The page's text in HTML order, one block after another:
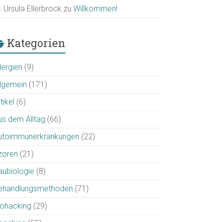
Ursula Ellerbrock zuWillkommen!
Kategorien
(9)
(171)
(6)
dem Alltag (66)
(22)
(21)
(8)
(71)
(29)